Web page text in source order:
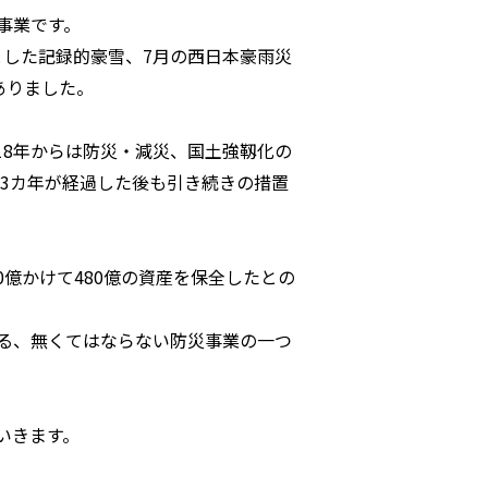
です。
た記録的豪雪、7月の西日本豪雨災
ました。
年からは防災・減災、国土強靱化の
年が経過した後も引き続きの措置
かけて480億の資産を保全したとの
、無くてはならない防災事業の一つ
ます。